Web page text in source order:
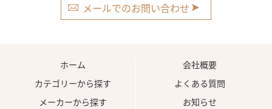
メールでのお問い合わせ
ホーム
カテゴリーから探す
メーカーから探す
会社概要
よくある質問
お知らせ